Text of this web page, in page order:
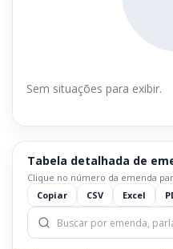
Sem situações para exibir.
Tabela detalhada de
Clique no número da emenda
Copiar
CSV Excel